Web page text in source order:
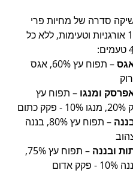
סדרה של מחיות פרי
(סמוזי) 100% אורגניות וטעימות, ללא כל
– תפוח עץ 60%, אגס
ומנגו – תפוח עץ
– תפוח עץ 80%, בננה
ובננה
– תפוח עץ 75%,